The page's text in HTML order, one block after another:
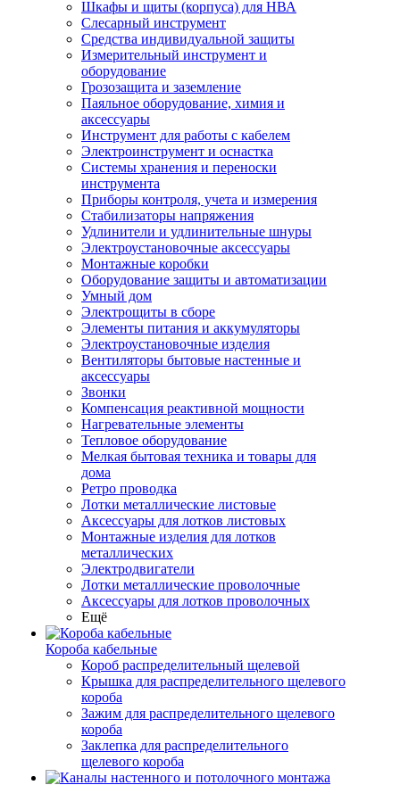
Шкафы и щиты (корпуса) для НВА
Слесарный инструмент
Средства индивидуальной защиты
Измерительный инструмент и
оборудование
Грозозащита и заземление
Паяльное оборудование, химия и
аксессуары
Инструмент для работы с кабелем
Электроинструмент и оснастка
Системы хранения и переноски
инструмента
Приборы контроля, учета и измерения
Стабилизаторы напряжения
Удлинители и удлинительные шнуры
Электроустановочные аксессуары
Монтажные коробки
Оборудование защиты и автоматизации
Умный дом
Электрощиты в сборе
Элементы питания и аккумуляторы
Электроустановочные изделия
Вентиляторы бытовые настенные и
аксессуары
Звонки
Компенсация реактивной мощности
Нагревательные элементы
Тепловое оборудование
Мелкая бытовая техника и товары для
дома
Ретро проводка
Лотки металлические листовые
Аксессуары для лотков листовых
Монтажные изделия для лотков
металлических
Электродвигатели
Лотки металлические проволочные
Аксессуары для лотков проволочных
Ещё
Короба кабельные
Короб распределительный щелевой
Крышка для распределительного щелевого
короба
Зажим для распределительного щелевого
короба
Заклепка для распределительного
щелевого короба